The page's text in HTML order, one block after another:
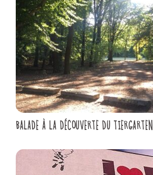
BALADE À LA DÉCOUVERTE DU TIERGARTEN